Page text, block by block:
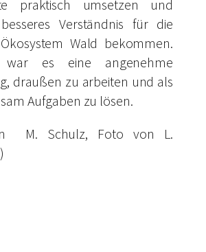
praktisch umsetzen und
Verständnis für die
Wald bekommen.
war es eine angenehme
draußen zu arbeiten und als
Aufgaben zu lösen.
M. Schulz, Foto von L.